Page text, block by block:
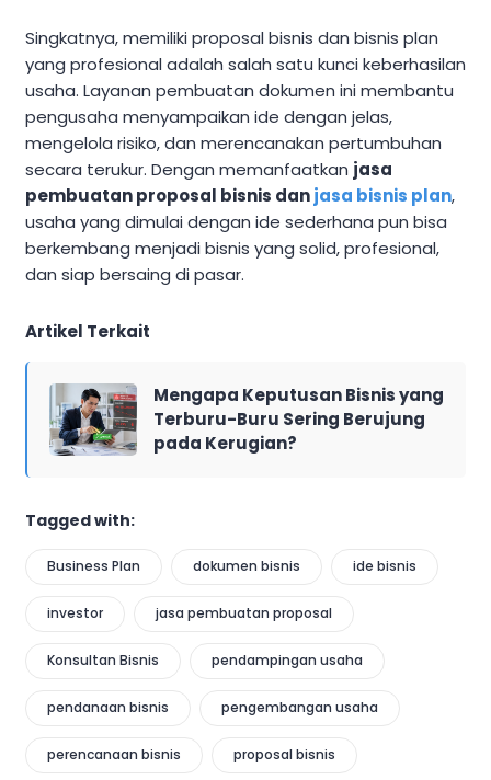
Singkatnya, memiliki proposal bisnis dan bisnis plan
yang profesional adalah salah satu kunci keberhasilan
usaha. Layanan pembuatan dokumen ini membantu
pengusaha menyampaikan ide dengan jelas,
mengelola risiko, dan merencanakan pertumbuhan
secara terukur. Dengan memanfaatkan jasa
pembuatan proposal bisnis danjasa bisnis plan,
usaha yang dimulai dengan ide sederhana pun bisa
berkembang menjadi bisnis yang solid, profesional,
dan siap bersaing di pasar.
Artikel Terkait
Mengapa Keputusan Bisnis yang
Terburu-Buru Sering Berujung
pada Kerugian?
Tagged with:
Business Plan dokumen bisnis ide bisnis
investor jasa pembuatan proposal
Konsultan Bisnis pendampingan usaha
pendanaan bisnis pengembangan usaha
perencanaan bisnis proposal bisnis